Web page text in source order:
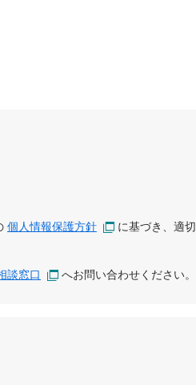
個人情報保護方針
に基づき、適切
談窓口 へお問い合わせください。